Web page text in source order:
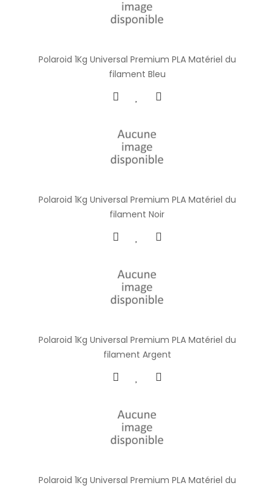
Polaroid 1Kg Universal Premium PLA Matériel du
filament Bleu
Polaroid 1Kg Universal Premium PLA Matériel du
filament Noir
Polaroid 1Kg Universal Premium PLA Matériel du
filament Argent
Polaroid 1Kg Universal Premium PLA Matériel du